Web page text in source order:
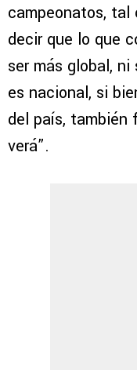
campeonatos, tal
decir que lo que
ser más global,
es nacional, si
del país, también
verá”.